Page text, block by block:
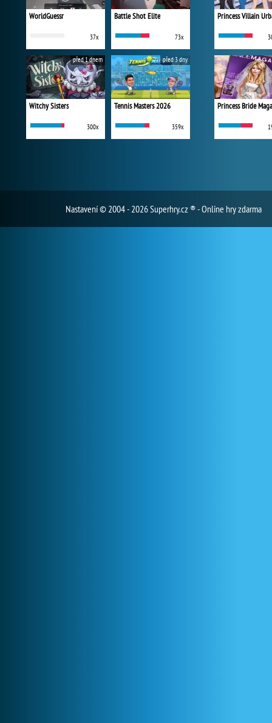
WorldGuessr
37x
Battle Shot Elite
73x
Witchy Sisters
300x
před 1 dnem
Tennis Masters 2026
359x
před 3 dny
Princess Bride
Nastavení© 2004 - 2026 Superhry.cz ® - Online hry zdarma